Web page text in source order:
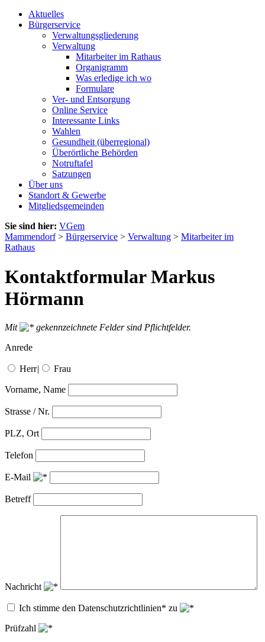
Aktuelles
Bürgerservice
Verwaltungsgliederung
Verwaltung
Mitarbeiter im Rathaus
Organigramm
Was erledige ich wo
Formulare
Ver- und Entsorgung
Online Service
Interessante Links
Wahlen
Gesundheit (überregional)
Überörtliche Behörden
Notruftafel
Satzungen
Über uns
Standort & Gewerbe
Mitgliedsgemeinden
Sie sind hier: VGem
Mammendorf> Bürgerservice > Verwaltung > Mitarbeiter im
Rathaus
Kontaktformular Markus
Hörmann
Mit
gekennzeichnete Felder sind Pflichtfelder.
Anrede
Herr| Frau
Vorname, Name
Strasse / Nr.
PLZ, Ort
Telefon
E-Mail
Betreff
Nachricht
Ich stimme den Datenschutzrichtlinien* zu
Prüfzahl